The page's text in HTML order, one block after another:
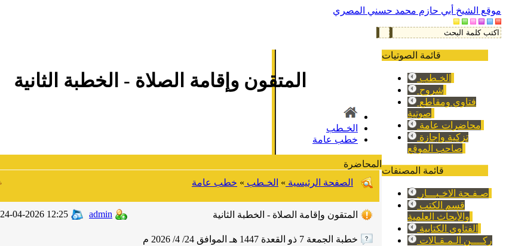
موقع الشيخ أبي حازم محمد حسني المصري
قائمة الصوتيات
الخـطب
شروح
صوتية
محاضرات عامة
صاحب الموقع
قائمة المصنفات
صـفـحة الاخـبـــار
والأبحاث العلمية
الفتاوي الكتابية
ركــــن الـمـقـالات
المتقون وإقامة الصلاة - الخطبة الثانية
الخـطب
خطب عامة
المحاضرة
الصفحة الرئيسية » الخـطب » خطب عامة
المتقون وإقامة الصلاة - الخطبة الثانية 24-04-2026 12:25 admin
خطبة الجمعة 7 ذو القعدة 1447 هـ الموافق 24/ 4/ 2026 م